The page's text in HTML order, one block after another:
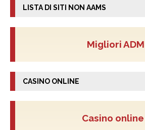
LISTA DI SITI NON AAMS
Migliori ADM
CASINO ONLINE
Casino online